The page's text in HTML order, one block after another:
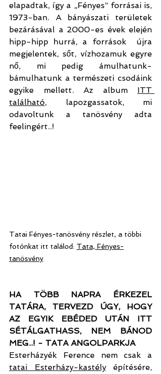
elapadtak, így a „Fényes” forrásai is,
1973-ban. A bányászati területek
bezárásával a 2000-es évek elején
hipp-hipp hurrá, a források  újra
megjelentek, sőt, vízhozamuk egyre
nő, mi pedig ámulhatunk-
bámulhatunk a természeti csodáink
egyike mellett. Az album ITT
található, lapozgassatok, mi
odavoltunk a tanösvény adta
feelingért..!
Tatai Fényes-tanösvény részlet, a többi
fotónkat itt találod: Tata, Fényes-
tanösvény
HA TÖBB NAPRA ÉRKEZEL
TATÁRA, TERVEZD ÚGY, HOGY
AZ EGYIK EBÉDED UTÁN ITT
SÉTÁLGATHASS, NEM BÁNOD
MEG..! - TATA ANGOLPARKJA
tatai Esterházy-kastély építésére,